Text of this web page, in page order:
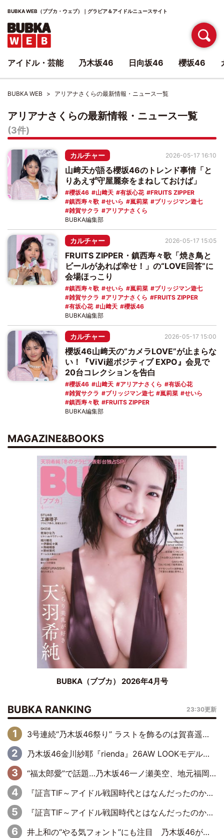
BUBKA WEB（ブブカ・ウェブ）｜グラビア＆アイドルニュースサイト
BUBKA WEB アリアナさくらの最新情報・ニュース一覧
アリアナさくらの最新情報・ニュース一覧
(3件)
カルチャー
山﨑天が語る櫻坂46のトレンド事情「と
りあえず守屋麗奈をまねしておけば」
櫻坂46 山﨑天 有坂心花
FRUITS ZIPPER
鎮西寿々歌
せいら 嵐莉菜
ブリッジマン遊七
雑賀サクラ
アリアナさくら
2026-05-17 16:10
BUBKA編集部
カルチャー
FRUITS ZIPPER・鎮西寿々歌「焼き鳥と
ビールがあれば幸せ！」の“LOVE回答”に
会場ほっこり
鎮西寿々歌 せいら 嵐莉菜
ブリッジマン遊七
雑賀サクラ
アリアナさくら
FRUITS ZIPPER
有坂心花
山﨑天 櫻坂46
2026-05-17 15:05
BUBKA編集部
カルチャー
櫻坂46山﨑天の“カメラLOVE”が止まらな
い！『ViVi超ポジティブ EXPO』会見で
20台コレクションを告白
櫻坂46 山﨑天 アリアナさくら
有坂心花
雑賀サクラ
ブリッジマン遊七 嵐莉菜
せいら
鎮西寿々歌
FRUITS ZIPPER
2026-05-17 15:00
BUBKA編集部
MAGAZINE&BOOKS
BUBKA（ブブカ） 2026年4月号
BUBKA RANKING 23:30更新
3号連続“乃木坂46祭り” ラストを飾るのは賀喜遥香…5年ぶりの登場に「5年分大人になった私を見ていただけたら」
乃木坂46金川紗耶『rienda』26AW LOOKモデルに就任
“福太郎愛”で話題…乃木坂46一ノ瀬美空、地元福岡『めんべい25周年トップサポーター』に就任
『証言TIF～アイドル戦国時代とはなんだったのか～』第6回：でんぱ組.inc・古川未鈴×相沢梨紗「『ハロプロやりたかったな』って言ったら、夢眠ねむさんに『てめえはでんぱ組．incなんだよ！』って肩パンされて(笑)」
『証言TIF～アイドル戦国時代とはなんだったのか～』第11回：私立恵比寿中学・真山りか×安本彩花「TIFで10年ぶりのキョンシーメイクをしたら、場を完全に引かせてしまって。時代が変わったんだなって」
井上和の“やる気フォント”にも注目 乃木坂46が挑んだ書道パフォーマンスの舞台裏
アイドル・芸能 乃木坂46 日向坂46 櫻坂46